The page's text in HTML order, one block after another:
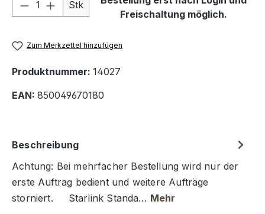
Stk
Freischaltung möglich.
Zum Merkzettel hinzufügen
Produktnummer: 14027
EAN: 850049670180
Beschreibung
Achtung: Bei mehrfacher Bestellung wird nur der
erste Auftrag bedient und weitere Aufträge
storniert. Starlink Standa… Mehr